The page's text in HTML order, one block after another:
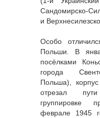
Сандомирско-
и
Особо
Польши. В
посёлками
города
Польша),
отрезал
группировке
феврале 1945